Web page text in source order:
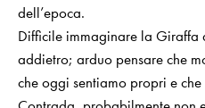
dell’epoca.
Difficile immaginare la Giraffa
addietro; arduo pensare che
che oggi sentiamo propri e